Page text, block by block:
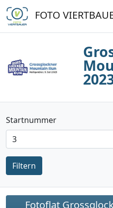
FOTO
Startnummer
Filtern
Fotoflat